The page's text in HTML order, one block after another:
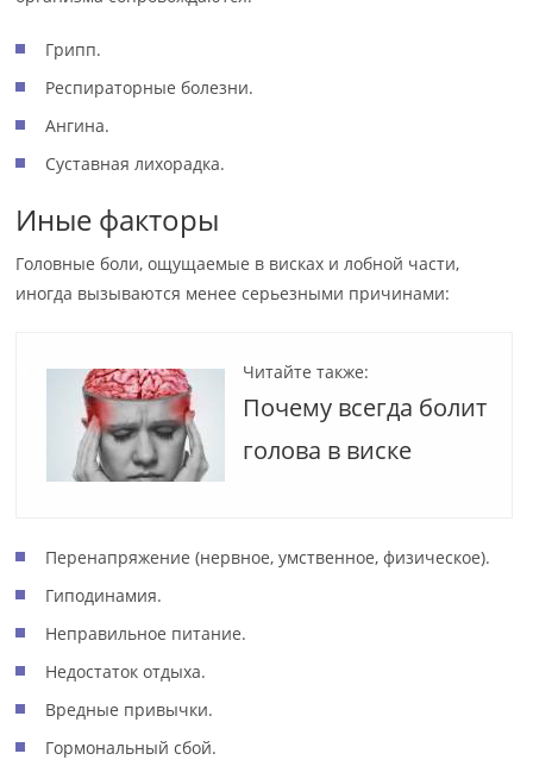
Грипп.
Респираторные болезни.
Ангина.
Суставная лихорадка.
Иные факторы
Головные боли, ощущаемые в висках и лобной части,
иногда вызываются менее серьезными причинами:
Читайте также:
Почему всегда болит
голова в виске
Перенапряжение (нервное, умственное, физическое).
Гиподинамия.
Неправильное питание.
Недостаток отдыха.
Вредные привычки.
Гормональный сбой.